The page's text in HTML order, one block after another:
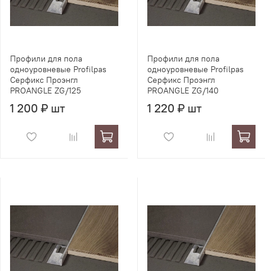
Профили для пола
одноуровневые Profilpas
Серфикс Проэнгл
PROANGLE ZG/125
1 200 ₽ шт
Профили для пола
одноуровневые Profilpas
Серфикс Проэнгл
PROANGLE ZG/140
1 220 ₽ шт